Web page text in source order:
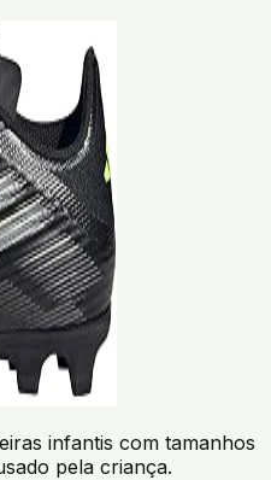
infantis com tamanhos
pela criança.